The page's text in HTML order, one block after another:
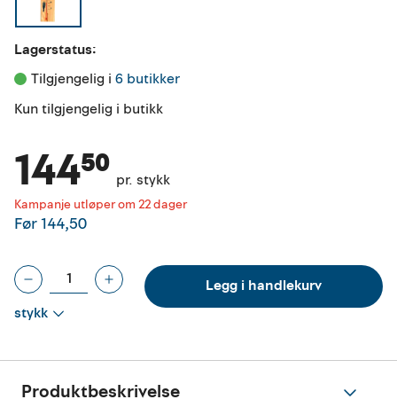
Lagerstatus:
Tilgjengelig i 6 butikker
Kun tilgjengelig i butikk
Kampanje utløper om 22 dager
144⁵⁰ pr. stykk
Før144,50
stykk
Legg i handlekurv
Produktbeskrivelse